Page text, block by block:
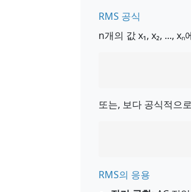
RMS 공식
n개의 값 x₁, x₂, ...,
또는, 보다 공식적으
RMS의 응용